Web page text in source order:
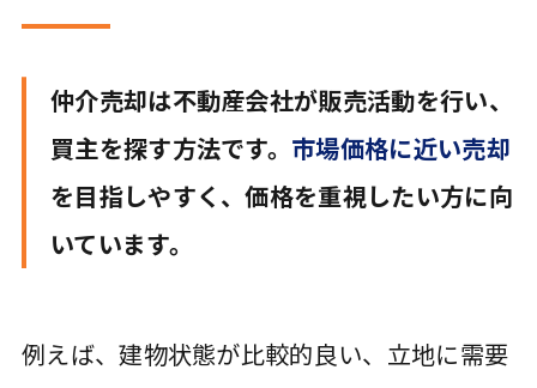
仲介売却は不動産会社が販売活動を行い、
買主を探す方法です。 市場価格に近い売却
を目指しやすく、価格を重視したい方に向
いています。
例えば、建物状態が比較的良い、立地に需要